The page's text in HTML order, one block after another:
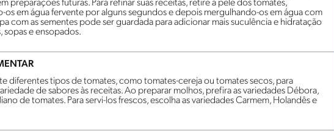
preparações futuras. Para refinar suas receitas, retire a pele dos tomates,
os em água fervente por alguns segundos e depois mergulhando-os em água com
com as sementes pode ser guardada para adicionar mais suculência e hidratação
sopas e ensopados.
diferentes tipos de tomates, como tomates-cereja ou tomates secos, para
de sabores às receitas. Ao preparar molhos, prefira as variedades Débora,
de tomates. Para servi-los frescos, escolha as variedades Carmem, Holandês e